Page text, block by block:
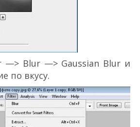
—> Blur —> Gaussian Blur и
по вкусу.